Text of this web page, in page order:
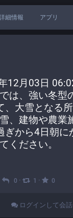
細情報 アプリ
12月03日
は、強い冬型
大雪となる
、建物や農業
ぎから4日朝
ください。
0 · 1 · 0
ログインして会